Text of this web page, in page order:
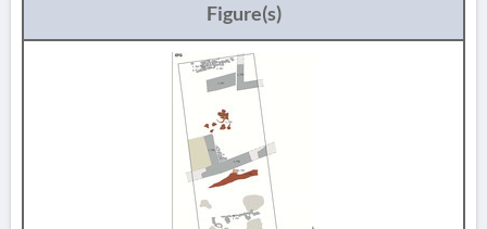
Figure(s)